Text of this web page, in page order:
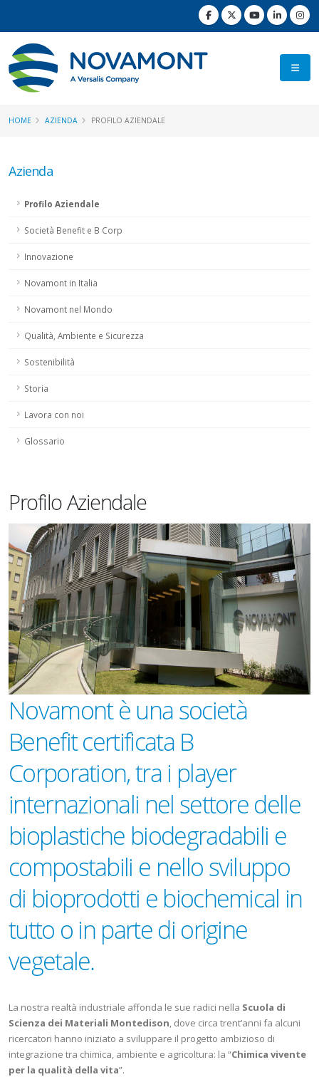
HOME AZIENDA PROFILO AZIENDALE
Azienda
Profilo Aziendale
Società Benefit e B Corp
Innovazione
Novamont in Italia
Novamont nel Mondo
Qualità, Ambiente e Sicurezza
Sostenibilità
Storia
Lavora con noi
Glossario
Profilo Aziendale
Novamont è una società
Benefit certificata B
Corporation, tra i player
internazionali nel settore delle
bioplastiche biodegradabili e
compostabili e nello sviluppo
di bioprodotti e biochemical in
tutto o in parte di origine
vegetale.
La nostra realtà industriale affonda le sue radici nella Scuola di
Scienza dei Materiali Montedison, dove circa trent’anni fa alcuni
ricercatori hanno iniziato a sviluppare il progetto ambizioso di
integrazione tra chimica, ambiente e agricoltura: la “Chimica vivente
per la qualità della vita”.